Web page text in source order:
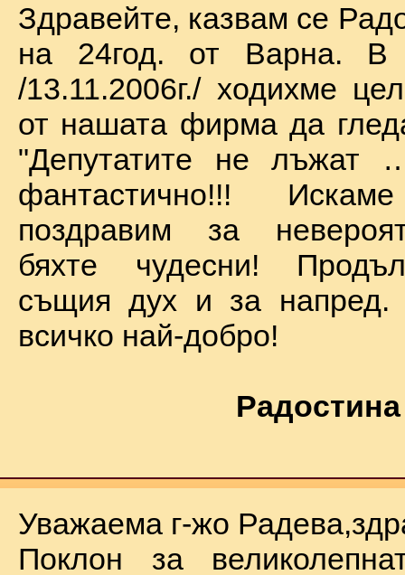
Здравейте, казвам се
на 24год. от Варна. В
/13.11.2006г./ ходихме
от нашата фирма да
"Депутатите не
фантастично!!!
поздравим за
бяхте чудесни!
същия дух и за
всичко най-добро!
Уважаема г-жо
Поклон за